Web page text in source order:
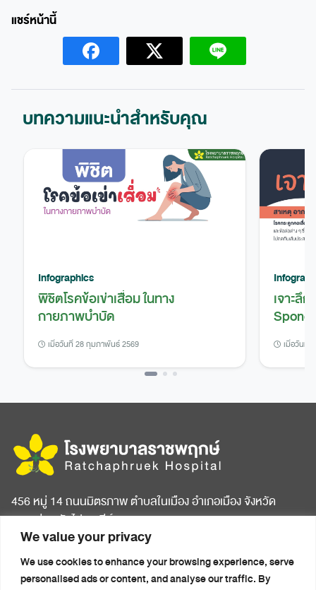
We value your privacy
We use cookies to enhance your browsing experience, serve
personalised ads or content, and analyse our traffic. By
บทความแนะนำสำหรับคุณ
Infographics
พิชิตโรคข้อเข่าเสื่อม ในทาง
กายภาพบำบัด
เมื่อวันที่ 28 กุมภาพันธ์ 2569
เจาะลึ
เมื่อวันที่
456 หมู่ 14 ถนนมิตรภาพ ตำบลในเมือง อำเภอเมือง จังหวัด
ขอนแก่น รหัสไปรษณีย์ 40000
หน้าแรก
เกี่ยวกับโรงพยาบาล
บทความสุขภาพ
ข่าวประชาสัมพันธ์